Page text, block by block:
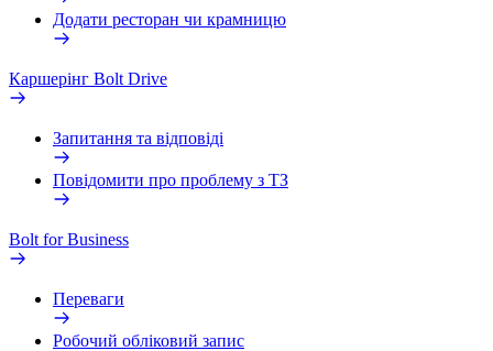
Додати ресторан чи крамницю
Каршерінг Bolt Drive
Запитання та відповіді
Повідомити про проблему з ТЗ
Bolt for Business
Переваги
Робочий обліковий запис